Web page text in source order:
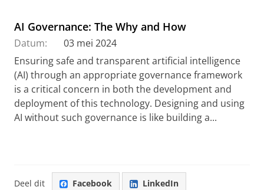
AI Governance: The Why and How
Datum:
03 mei 2024
Ensuring safe and transparent artificial intelligence
(AI) through an appropriate governance framework
is a critical concern in both the development and
deployment of this technology. Designing and using
AI without such governance is like building a...
Deel dit Facebook LinkedIn